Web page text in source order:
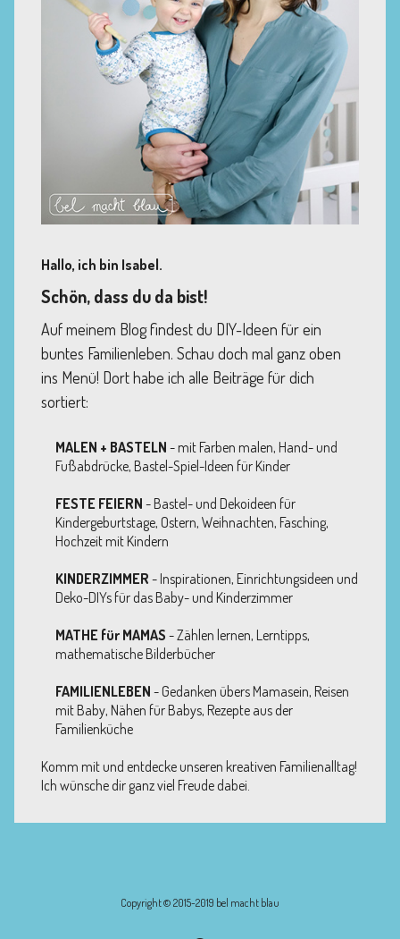
Hallo, ich bin Isabel.
Schön, dass du da bist!
Auf meinem Blog findest du DIY-Ideen für ein
buntes Familienleben. Schau doch mal ganz oben
ins Menü! Dort habe ich alle Beiträge für dich
sortiert:
MALEN + BASTELN - mit Farben malen, Hand- und
Fußabdrücke, Bastel-Spiel-Ideen für Kinder
FESTE FEIERN - Bastel- und Dekoideen für
Kindergeburtstage, Ostern, Weihnachten, Fasching,
Hochzeit mit Kindern
KINDERZIMMER - Inspirationen, Einrichtungsideen und
Deko-DIYs für das Baby- und Kinderzimmer
MATHE für MAMAS - Zählen lernen, Lerntipps,
mathematische Bilderbücher
FAMILIENLEBEN - Gedanken übers Mamasein, Reisen
mit Baby, Nähen für Babys, Rezepte aus der
Familienküche
Komm mit und entdecke unseren kreativen Familienalltag!
Ich wünsche dir ganz viel Freude dabei.
Copyright © 2015-2019 bel macht blau